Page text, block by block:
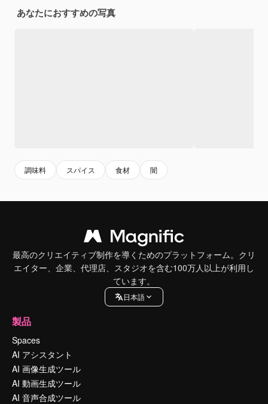
あなたにおすすめの写真
調味料 スパイス 食材 闇
最高のクリエイティブ制作を導くためのプラットフォーム。クリ
エイター、企業、代理店、スタジオを含む100万人以上が利用し
ています。
日本語
製品
Spaces
AI アシスタント
AI 画像生成ツール
AI 動画生成ツール
AI 音声合成ツール